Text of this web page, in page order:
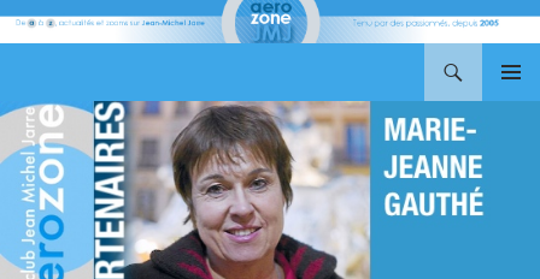
AU
CONTENU